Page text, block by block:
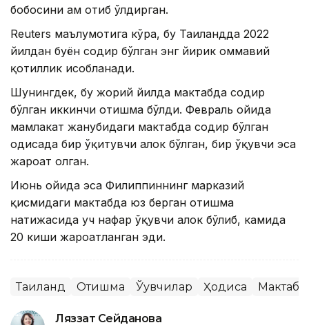
бобосини ҳам отиб ўлдирган.
Reuters маълумотига кўра, бу Таиландда 2022
йилдан буён содир бўлган энг йирик оммавий
қотиллик ҳисобланади.
Шунингдек, бу жорий йилда мактабда содир
бўлган иккинчи отишма бўлди. Февраль ойида
мамлакат жанубидаги мактабда содир бўлган
ҳодисада бир ўқитувчи ҳалок бўлган, бир ўқувчи эса
жароҳат олган.
Июнь ойида эса Филиппиннинг марказий
қисмидаги мактабда юз берган отишма
натижасида уч нафар ўқувчи ҳалок бўлиб, камида
20 киши жароҳатланган эди.
Таиланд Отишма Ўқувчилар Ҳодиса
Ляззат Сейданова